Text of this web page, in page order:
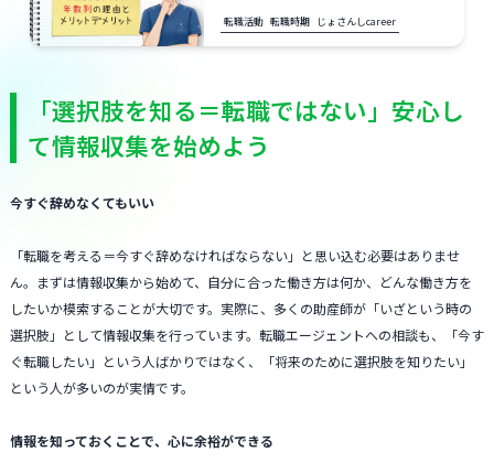
転職活動 転職時期 じょさんしcareer
「選択肢を知る＝転職ではない」安心し
て情報収集を始めよう
今すぐ辞めなくてもいい
「転職を考える＝今すぐ辞めなければならない」と思い込む必要はありませ
ん。まずは情報収集から始めて、自分に合った働き方は何か、どんな働き方を
したいか模索することが大切です。実際に、多くの助産師が「いざという時の
選択肢」として情報収集を行っています。転職エージェントへの相談も、「今す
ぐ転職したい」という人ばかりではなく、「将来のために選択肢を知りたい」
という人が多いのが実情です。
情報を知っておくことで、心に余裕ができる